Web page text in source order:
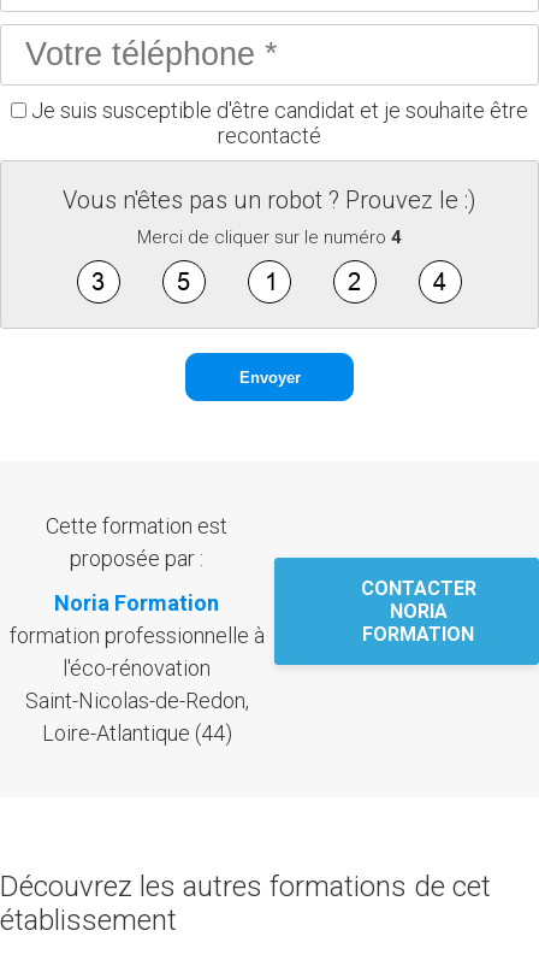
Je suis susceptible d'être candidat et je souhaite être
recontacté
Vous n'êtes pas un robot ? Prouvez le :)
Merci de cliquer sur le numéro 4
Cette formation est
proposée par :
Noria Formation
formation professionnelle à
l'éco-rénovation
Saint-Nicolas-de-Redon,
Loire-Atlantique (44)
CONTACTER
NORIA
FORMATION
Découvrez les autres formations de cet
établissement